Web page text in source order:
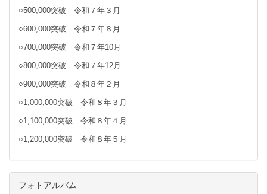
○500,000突破 令和７年３月
○600,000突破 令和７年８月
○700,000突破 令和７年10月
○800,000突破 令和７年12月
○900,000突破 令和８年２月
○1,000,000突破 令和８年３月
○1,100,000突破 令和８年４月
○1,200,000突破 令和８年５月
フォトアルバム